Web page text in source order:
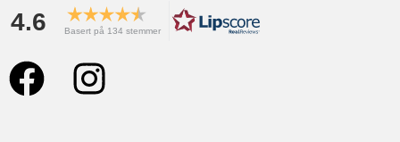
4.6 Basert på 134 stemmer